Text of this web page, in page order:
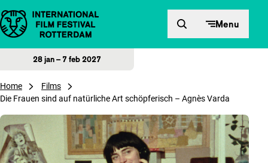
Direct naar inhoud Menu
28 jan – 7 feb 2027
Home
Films
Die Frauen sind auf natürliche Art schöpferisch – Agnès Varda